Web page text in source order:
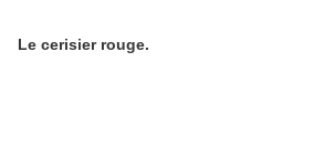
Le cerisier rouge.